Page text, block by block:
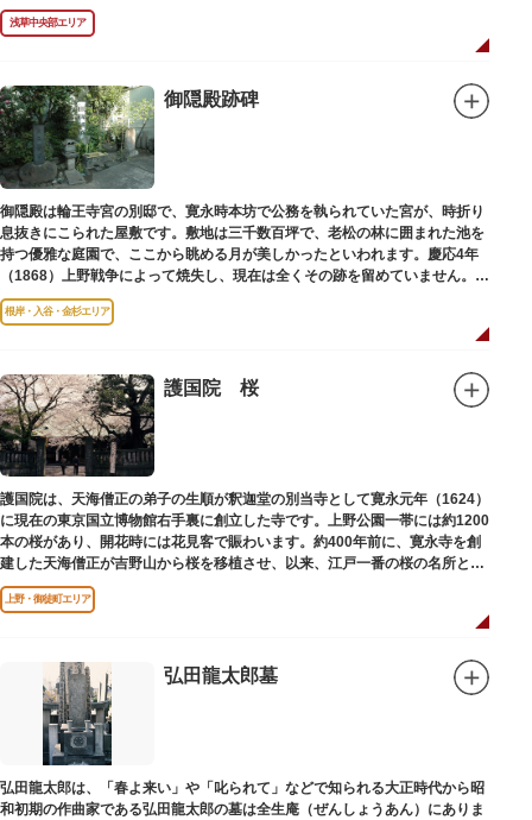
浅草中央部エリア
御隠殿跡碑
御隠殿は輪王寺宮の別邸で、寛永時本坊で公務を執られていた宮が、時折り
息抜きにこられた屋敷です。敷地は三千数百坪で、老松の林に囲まれた池を
持つ優雅な庭園で、ここから眺める月が美しかったといわれます。慶応4年
（1868）上野戦争によって焼失し、現在は全くその跡を留めていません。根
岸薬師堂（ねぎしやくしどう）にあります。
根岸・入谷・金杉エリア
護国院 桜
護国院は、天海僧正の弟子の生順が釈迦堂の別当寺として寛永元年（1624）
に現在の東京国立博物館右手裏に創立した寺です。上野公園一帯には約1200
本の桜があり、開花時には花見客で賑わいます。約400年前に、寛永寺を創
建した天海僧正が吉野山から桜を移植させ、以来、江戸一番の桜の名所とし
て今日に及んでいます。
上野・御徒町エリア
弘田龍太郎墓
弘田龍太郎は、「春よ来い」や「叱られて」などで知られる大正時代から昭
和初期の作曲家である弘田龍太郎の墓は全生庵（ぜんしょうあん）にありま